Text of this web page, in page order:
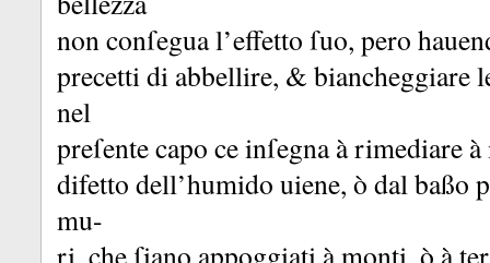
non conſegua l’effetto ſuo, pero
precetti di abbellire, & biancheggiare
nel
preſente capo ce inſegna à
difetto dell’humido uiene, ò dal baßo
mu-
ri, che ſiano appoggiati à monti, ò à